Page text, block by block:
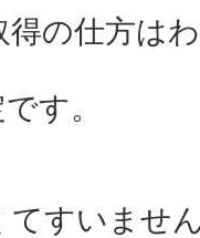
の仕方は
す。
てすいませ